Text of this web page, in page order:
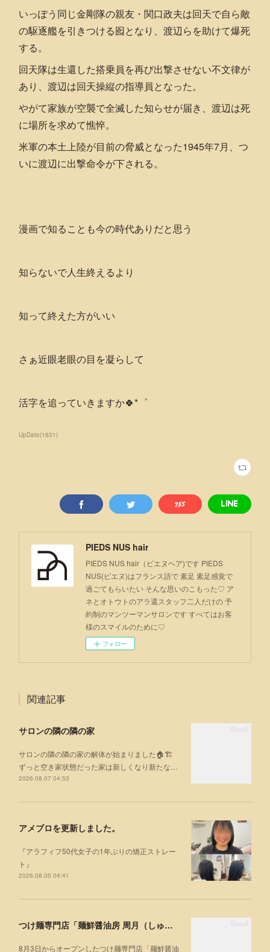
いっぽう同じ金剛隊の親友・関口政夫は回天で自ら敵
の駆逐艦を引きつける囮となり、渡辺らを助けて爆死
する。
回天隊は生還した搭乗員を再び出撃させない不文律が
あり、渡辺は回天操縦の指導員となった。
やがて家族が空襲で全滅した知らせが届き、渡辺は死
に場所を求めて憔悴。
米軍の本土上陸が目前の脅威となった1945年7月、つ
いに渡辺に出撃命令が下される。
漫画で知ることも今の時代ありだと思う
知らないで人生終えるより
知って終えた方がいい
さぁ近眼老眼の目を凝らして
活字を追っていきますか🍀*゜
UpDate(1631)
PIEDS NUS hair
PIEDS NUS hair（ピエヌヘア)です PIEDS
NUS(ピエヌ)はフランス語で 素足 素足感覚で
過ごてもらいたい そんな思いのこもった♡ ア
ネとオトウトのアラ還スタッフ二人だけの 予
約制のマンツーマンサロンです すべてはお客
様のスマイルのために♡
フォロー
関連記事
サロンの隣の隣の家
サロンの隣の隣の家の解体が始まりました🏠🏗
ずっと空き家状態だった家は新しくなり新たな…
2026.08.07 04:53
アメブロを更新しました。
『アラフィフ50代女子の1年ぶりの矯正ストレー
ト』
2026.08.05 04:41
つけ麺専門店「麺鮮醤油房 周月（しゅうげつ）」⁡ に行ってみた🍜
8月3日からオープンしたつけ麺専門店「麺鮮醤油